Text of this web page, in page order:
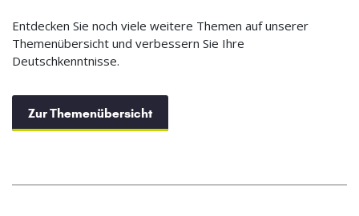
Entdecken Sie noch viele weitere Themen auf unserer
Themenübersicht und verbessern Sie Ihre
Deutschkenntnisse.
Zur Themenübersicht